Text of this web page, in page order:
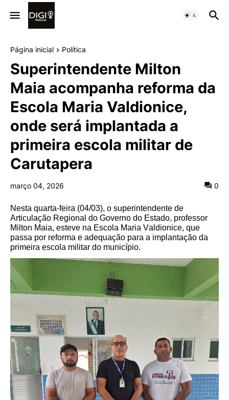
Página inicial Política
Superintendente Milton
Maia acompanha reforma da
Escola Maria Valdionice,
onde será implantada a
primeira escola militar de
Carutapera
março 04, 2026 0
Nesta quarta-feira (04/03), o superintendente de
Articulação Regional do Governo do Estado, professor
Milton Maia, esteve na Escola Maria Valdionice, que
passa por reforma e adequação para a implantação da
primeira escola militar do município.